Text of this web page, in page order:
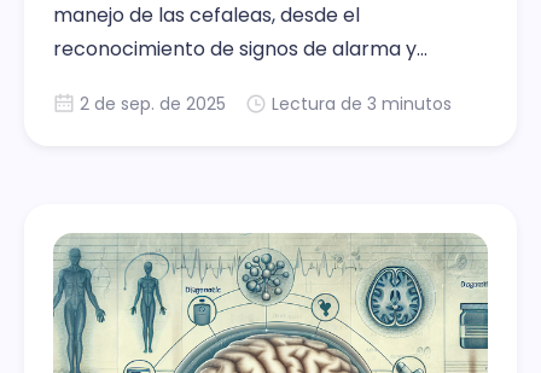
manejo de las cefaleas, desde el
reconocimiento de signos de alarma y
estrategias de tratamiento preventivo y
2 de sep. de 2025 Lectura de 3 minutos